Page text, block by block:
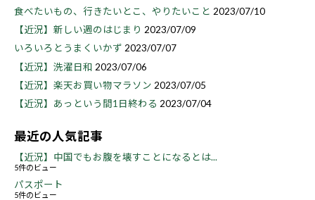
食べたいもの、行きたいとこ、やりたいこと 2023/07/10
【近況】新しい週のはじまり 2023/07/09
いろいろとうまくいかず 2023/07/07
【近況】洗濯日和 2023/07/06
【近況】楽天お買い物マラソン 2023/07/05
【近況】あっという間1日終わる 2023/07/04
最近の人気記事
【近況】中国でもお腹を壊すことになるとは...
5件のビュー
パスポート
5件のビュー